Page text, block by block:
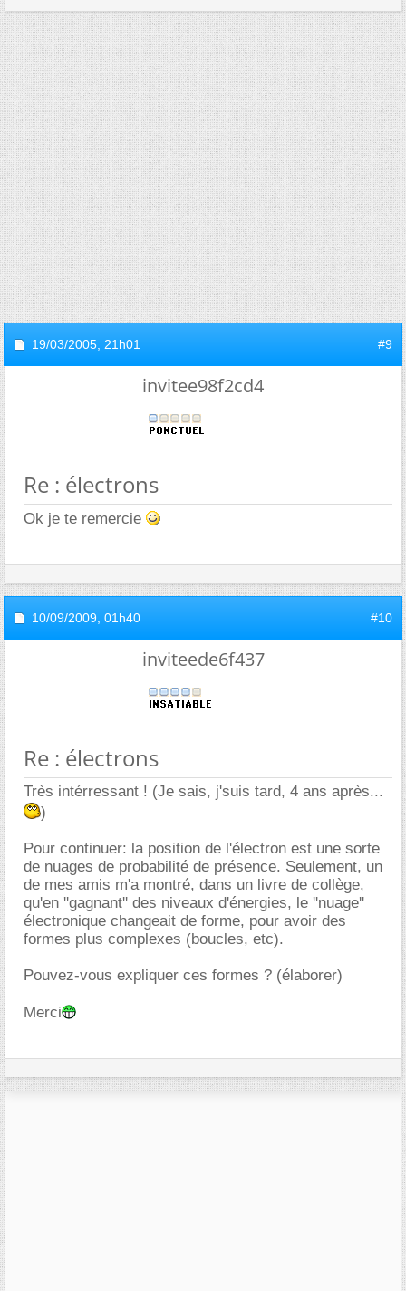
19/03/2005, 21h01 #9
invitee98f2cd4
Re : électrons
Ok je te remercie
10/09/2009, 01h40 #10
inviteede6f437
Re : électrons
Très intérressant ! (Je sais, j'suis tard, 4 ans après...
)
Pour continuer: la position de l'électron est une sorte
de nuages de probabilité de présence. Seulement, un
de mes amis m'a montré, dans un livre de collège,
qu'en ''gagnant'' des niveaux d'énergies, le ''nuage''
électronique changeait de forme, pour avoir des
formes plus complexes (boucles, etc).
Pouvez-vous expliquer ces formes ? (élaborer)
Merci